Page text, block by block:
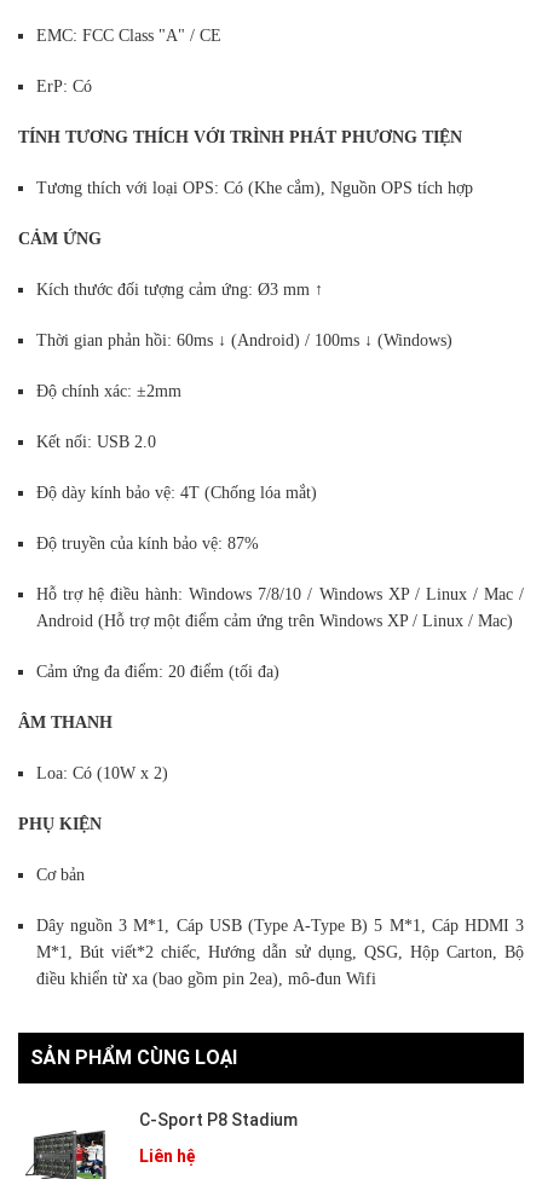
EMC: FCC Class "A" / CE
ErP: Có
TÍNH TƯƠNG THÍCH VỚI TRÌNH PHÁT PHƯƠNG TIỆN
Tương thích với loại OPS: Có (Khe cắm), Nguồn OPS tích hợp
CẢM ỨNG
Kích thước đối tượng cảm ứng: Ø3 mm ↑
Thời gian phản hồi: 60ms ↓ (Android) / 100ms ↓ (Windows)
Độ chính xác: ±2mm
Kết nối: USB 2.0
Độ dày kính bảo vệ: 4T (Chống lóa mắt)
Độ truyền của kính bảo vệ: 87%
Hỗ trợ hệ điều hành: Windows 7/8/10 / Windows XP / Linux / Mac /
Android (Hỗ trợ một điểm cảm ứng trên Windows XP / Linux / Mac)
Cảm ứng đa điểm: 20 điểm (tối đa)
ÂM THANH
Loa: Có (10W x 2)
PHỤ KIỆN
Cơ bản
Dây nguồn 3 M*1, Cáp USB (Type A-Type B) 5 M*1, Cáp HDMI 3
M*1, Bút viết*2 chiếc, Hướng dẫn sử dụng, QSG, Hộp Carton, Bộ
điều khiển từ xa (bao gồm pin 2ea), mô-đun Wifi
SẢN PHẨM CÙNG LOẠI
C-Sport P8 Stadium
Liên hệ